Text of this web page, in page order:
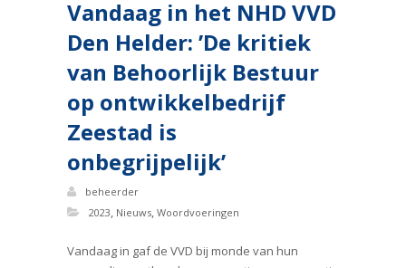
Vandaag in het NHD VVD
Den Helder: ’De kritiek
van Behoorlijk Bestuur
op ontwikkelbedrijf
Zeestad is
onbegrijpelijk’
beheerder
2023, Nieuws, Woordvoeringen
Vandaag in gaf de VVD bij monde van hun